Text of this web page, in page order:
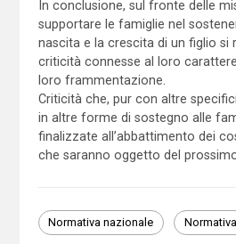
In conclusione, sul fronte delle
supportare le famiglie nel
nascita e la crescita di un figlio si
criticità connesse al loro
loro frammentazione.
Criticità che, pur con altre
in altre forme di sostegno alle
finalizzate all’abbattimento dei
che saranno oggetto del
Normativa nazionale